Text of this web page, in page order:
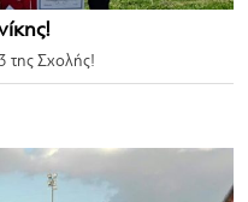
της Σχολής!